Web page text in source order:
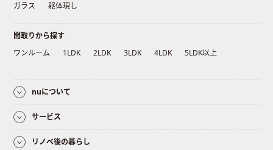
ガラス
躯体現し
間取りから探す
ワンルーム
1LDK 2LDK 3LDK 4LDK 5LDK以上
nuについて
サービス
リノベ後の暮らし